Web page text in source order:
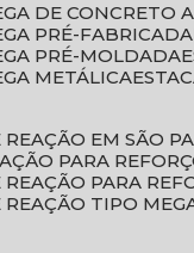
DE CONCRETO
PRÉ-FABRICADA
PRÉ-MOLDADA
METÁLICA
REAÇÃO EM SÃO
PARA
REAÇÃO PARA
REAÇÃO TIPO